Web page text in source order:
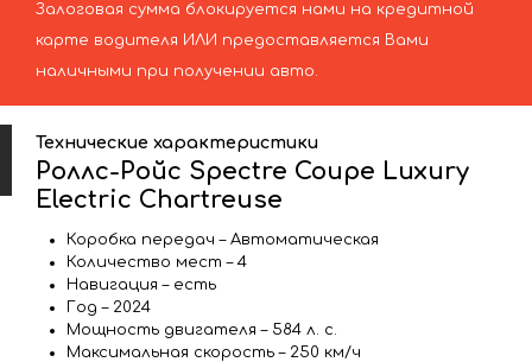
Залоговая сумма блокируется нами на кредитной
карте водителя ИЛИ предоставляется Вами
наличными при получении авто.
Технические характеристики
Роллс-Ройс Spectre Coupe Luxury
Electric Chartreuse
Коробка передач – Автоматическая
Количество мест – 4
Навигация – есть
Год – 2024
Мощность двигателя – 584 л. с.
Максимальная скорость – 250 км/ч